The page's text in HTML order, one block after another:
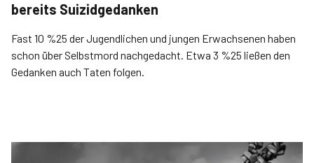
bereits Suizidgedanken
Fast 10 %25 der Jugendlichen und jungen Erwachsenen haben
schon über Selbstmord nachgedacht. Etwa 3 %25 ließen den
Gedanken auch Taten folgen.